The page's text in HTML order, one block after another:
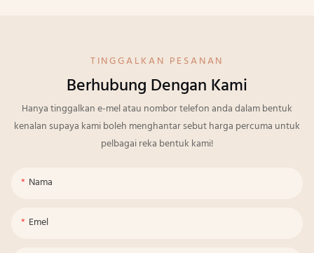
TINGGALKAN PESANAN
Berhubung Dengan Kami
Hanya tinggalkan e-mel atau nombor telefon anda dalam bentuk
kenalan supaya kami boleh menghantar sebut harga percuma untuk
pelbagai reka bentuk kami!
Nama
Emel